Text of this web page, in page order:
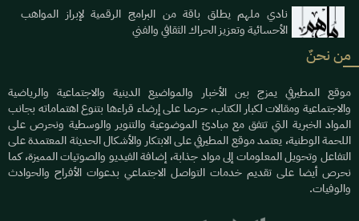
نادي ملهم يطلق باقة من البرامج الرقمية لإبراز المواهب
الأحسائية وتعزيز الحراك الثقافي والفني
من نحنٌ
موقع المطيرفي يمزج بين الأخبار والمواضيع الدينية والاجتماعية والرياضية
والاجتماعية ومقالات لكبار الكتاب، حرصا على إرضاء قراءها بتنوع اهتماماته بجانب
المواد الخبرية التي تتفق مع مبادئ الموضوعية والتنوير والوسطية ونحرص على
اللحمة الوطنية، يعتمد موقع المطيرفي على الابتكار والأشكال الحديثة المعتمدة على
التفاعل وتحويل المعلومات إلى مواد جذابة، إضافة الفيديو والصوتيات المميزة، كما
نحرص أيضا على تقديم خدمات التواصل الاجتماعي بدعوات الأفراح والحوادث
والوفيات.